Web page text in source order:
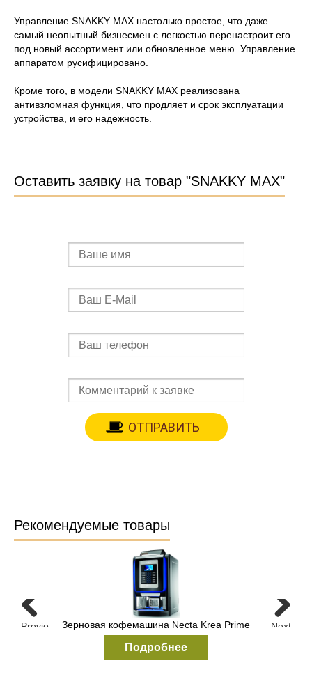
Управление SNAKKY MAX настолько простое, что даже
самый неопытный бизнесмен с легкостью перенастроит его
под новый ассортимент или обновленное меню. Управление
аппаратом русифицировано.
Кроме того, в модели SNAKKY MAX реализована
антивзломная функция, что продляет и срок эксплуатации
устройства, и его надежность.
Оставить заявку на товар "SNAKKY MAX"
Рекомендуемые товары
Зерновая кофемашина Necta Krea Prime
Подробнее
Previous Next